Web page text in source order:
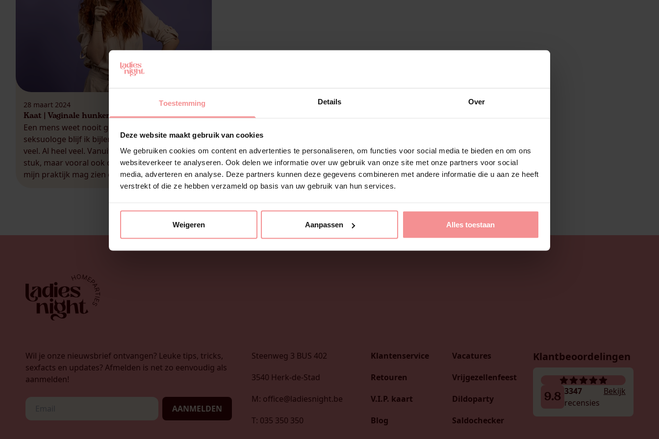
Toestemming Details Over
Deze website maakt gebruik van cookies
We gebruiken cookies om content en advertenties te personaliseren, om functies voor social media te bieden en om ons
websiteverkeer te analyseren. Ook delen we informatie over uw gebruik van onze site met onze partners voor social
media, adverteren en analyse. Deze partners kunnen deze gegevens combineren met andere informatie die u aan ze heeft
verstrekt of die ze hebben verzameld op basis van uw gebruik van hun services.
Weigeren Aanpassen Alles toestaan
28 maart 2024
Kaat | Vaginale hunkering
Een mens weet nooit genoeg Ook als
seksuologe blijf ik bijleren. Natuurlijk, ik weet al
veel. Al heel veel. Vanuit mijn opleiding voor een
stuk, maar vooral ook door de mensen die ik in
mijn praktijk mag zien en leren kennen. Zo wist
ik nog niet over het bestaan van de kink: vore,
Wil je onze nieuwsbrief ontvangen? Leuke tips, tricks,
sexfacts en updates? Afmelden is net zo eenvoudig als
aanmelden!
AANMELDEN
Steenweg 3 BUS 402
3540 Herk-de-Stad
M: office@ladiesnight.be
T: 035 350 350
Klantenservice
Retouren
V.I.P. kaart
Blog
Vacatures
Vrijgezellenfeest
Dildoparty
Saldochecker
Klantbeoordelingen
9.8 3347
recensies
Bekijk